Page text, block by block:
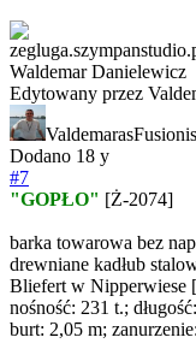
Waldemar Danielewicz
Edytowany przez
Valdemaras
Dodano 18 y
#7
"GOPŁO" [Ż-2074]
barka towarowa bez
drewniane kadłub
Bliefert w Nipperwiese
nośność: 231 t.;
burt: 2,05 m;